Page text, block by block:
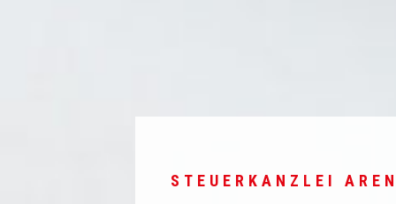
STEUERKANZLEI